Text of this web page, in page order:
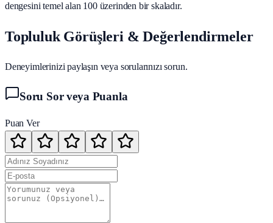
dengesini temel alan 100 üzerinden bir skaladır.
Topluluk Görüşleri & Değerlendirmeler
Deneyimlerinizi paylaşın veya sorularınızı sorun.
Soru Sor veya Puanla
Puan Ver